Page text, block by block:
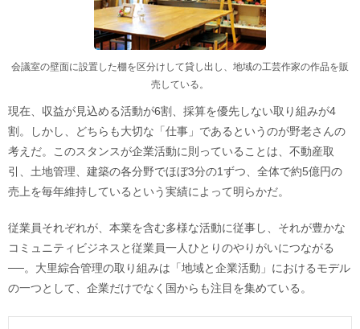
現在、収益が見込める活動が6割、採算を優先しない取り組みが4
割。しかし、どちらも大切な「仕事」であるというのが野老さんの
考えだ。このスタンスが企業活動に則っていることは、不動産取
引、土地管理、建築の各分野でほぼ3分の1ずつ、全体で約5億円の
売上を毎年維持しているという実績によって明らかだ。
従業員それぞれが、本業を含む多様な活動に従事し、それが豊かな
コミュニティビジネスと従業員一人ひとりのやりがいにつながる
──。大里綜合管理の取り組みは「地域と企業活動」におけるモデル
の一つとして、企業だけでなく国からも注目を集めている。
会議室の壁面に設置した棚を区分けして貸し出し、地域の工芸作家の作品を販
売している。